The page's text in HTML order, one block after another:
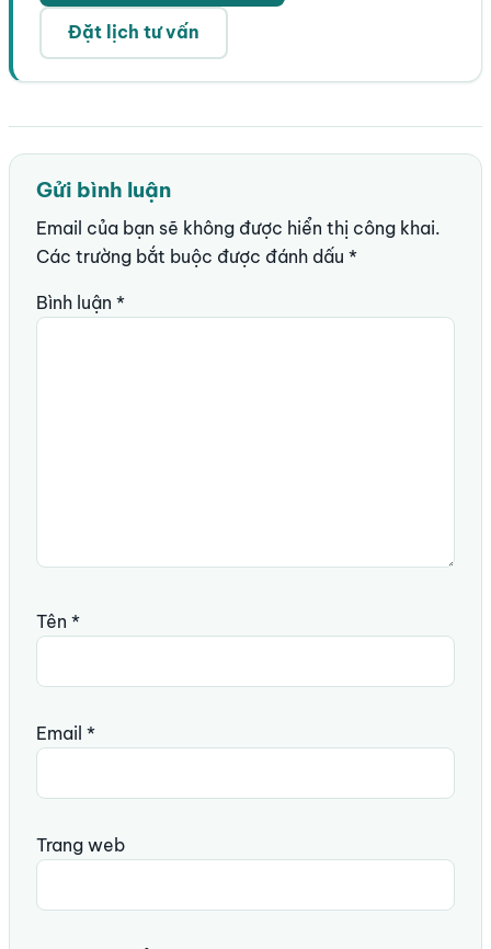
Đặt lịch tư vấn
Gửi bình luận
Email của bạn sẽ không được hiển thị công khai.
Các trường bắt buộc được đánh dấu *
Bình luận *
Tên *
Email *
Trang web